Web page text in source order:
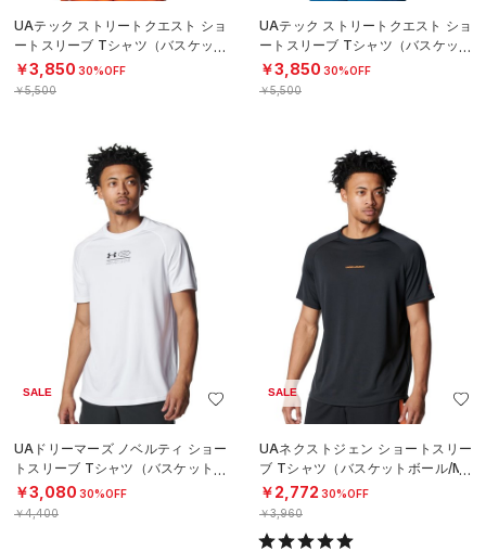
UAテック ストリートクエスト ショ
ートスリーブ Tシャツ（バスケット
ボール/MEN）
￥3,850 30%OFF
￥5,500
UAテック ストリートクエスト ショ
ートスリーブ Tシャツ（バスケット
ボール/MEN）
￥3,850 30%OFF
￥5,500
SALE
UAドリーマーズ ノベルティ ショー
トスリーブ Tシャツ（バスケットボ
ール/MEN）
￥3,080 30%OFF
￥4,400
SALE
UAネクストジェン ショートスリー
ブ Tシャツ（バスケットボール/ME
N）
￥2,772 30%OFF
￥3,960